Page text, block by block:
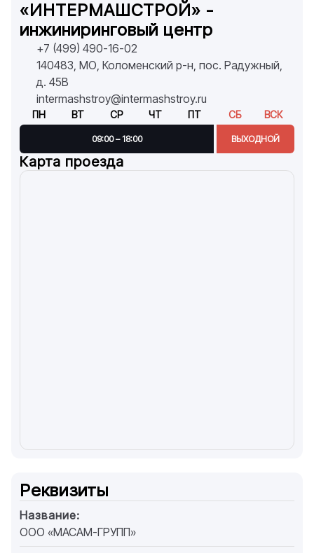
«ИНТЕРМАШСТРОЙ» -
инжиниринговый центр
+7 (499) 490-16-02
140483, МО, Коломенский р-н, пос. Радужный,
д. 45В
intermashstroy@intermashstroy.ru
ПН ВТ СР ЧТ ПТ
09:00 – 18:00
СБ ВСК
ВЫХОДНОЙ
Карта проезда
Реквизиты
Название:
ООО «МАСАМ-ГРУПП»